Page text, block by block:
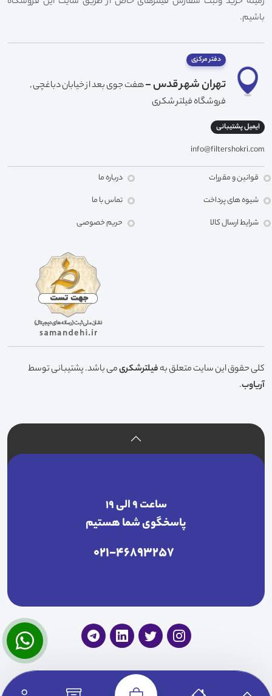
باشیم.
دفتر مرکزی
تهران شهر قدس -هفت جوی بعد از خیابان دباغچی ,
فروشگاه فیلتر شکری
ایمیل پشتیبانی
info@filtershokri.com
قوانین و مقررات
شیوه های پرداخت
شرایط ارسال کالا
درباره ما
تماس با ما
حریم خصوصی
کلی حقوق این سایت متعلق بهفیلترشکریمی باشد. پشتیبانی توسط
آریاوب.
ساعت ۹ الی ۱۹
پاسخگوی شما هستیم
021-46893257